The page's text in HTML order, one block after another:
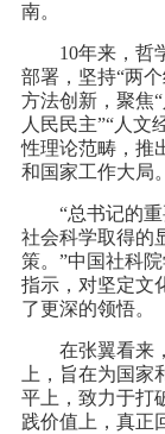
南。
10年来，哲
部署，坚持“两
方法创新，聚焦
人民民主”“人文
性理论范畴，推
和国家工作大局。
“总书记的
社会科学取得的
策。”中国社科
指示，对坚定文
了更深的领悟。
在张翼看来
上，旨在为国
平上，致力于打
践价值上，真正